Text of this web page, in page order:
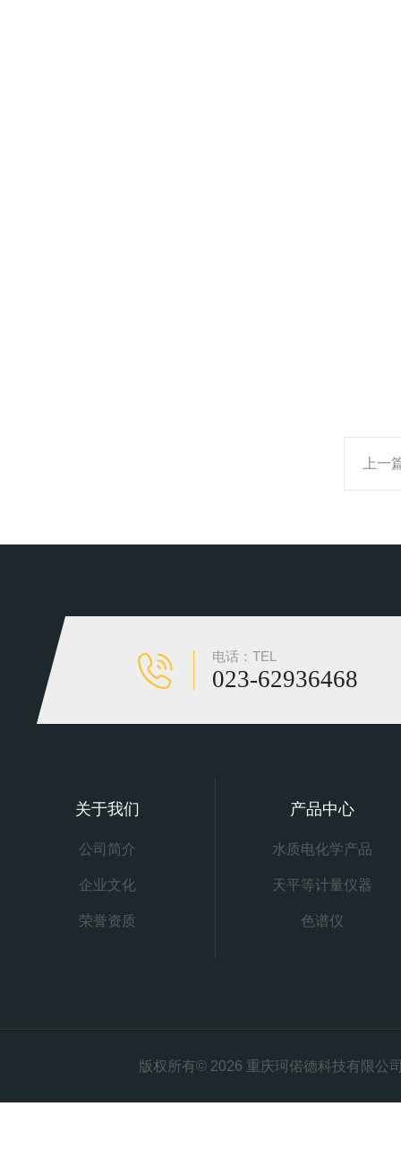
上一
电话：TEL
023-62936468
关于我们
公司简介
企业文化
荣誉资质
产品中心
水质电化学产品
天平等计量仪器
色谱仪
版权所有© 2026 重庆珂偌德科技有限